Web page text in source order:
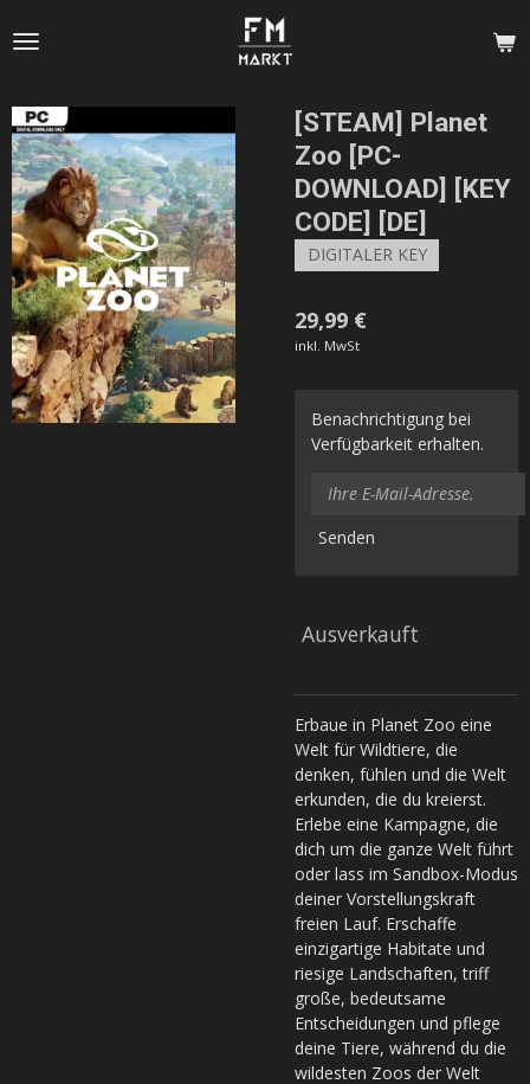
Hauptinhalt
[STEAM] Planet
Zoo [PC-
DOWNLOAD] [KEY
CODE] [DE]
DIGITALER KEY
29,99 €
inkl. MwSt
Benachrichtigung bei
Verfügbarkeit erhalten.
Senden
Ausverkauft
Erbaue in Planet Zoo eine
Welt für Wildtiere, die
denken, fühlen und die Welt
erkunden, die du kreierst.
Erlebe eine Kampagne, die
dich um die ganze Welt führt
oder lass im Sandbox-Modus
deiner Vorstellungskraft
freien Lauf. Erschaffe
einzigartige Habitate und
riesige Landschaften, triff
große, bedeutsame
Entscheidungen und pflege
deine Tiere, während du die
wildesten Zoos der Welt